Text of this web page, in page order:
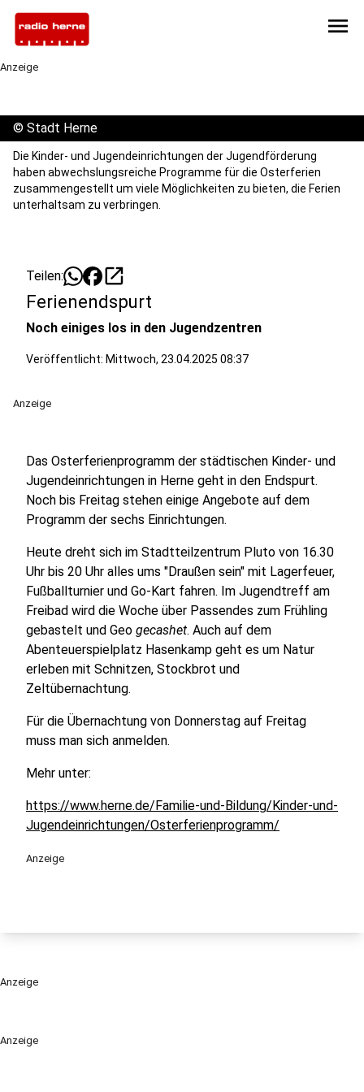
menu
Anzeige
Anzeige
© Stadt Herne
Die Kinder- und Jugendeinrichtungen der Jugendförderung
haben abwechslungsreiche Programme für die Osterferien
zusammengestellt um viele Möglichkeiten zu bieten, die Ferien
unterhaltsam zu verbringen.
Teilen: open_in_new
Ferienendspurt
Noch einiges los in den Jugendzentren
Veröffentlicht: Mittwoch, 23.04.2025 08:37
Anzeige
Das Osterferienprogramm der städtischen Kinder- und
Jugendeinrichtungen in Herne geht in den Endspurt.
Noch bis Freitag stehen einige Angebote auf dem
Programm der sechs Einrichtungen.
Heute dreht sich im Stadtteilzentrum Pluto von 16.30
Uhr bis 20 Uhr alles ums "Draußen sein" mit Lagerfeuer,
Fußballturnier und Go-Kart fahren. Im Jugendtreff am
Freibad wird die Woche über Passendes zum Frühling
gebastelt und Geo gecashet. Auch auf dem
Abenteuerspielplatz Hasenkamp geht es um Natur
erleben mit Schnitzen, Stockbrot und
Zeltübernachtung.
Für die Übernachtung von Donnerstag auf Freitag
muss man sich anmelden.
Mehr unter:
https://www.herne.de/Familie-und-Bildung/Kinder-und-
Jugendeinrichtungen/Osterferienprogramm/
Anzeige
Anzeige